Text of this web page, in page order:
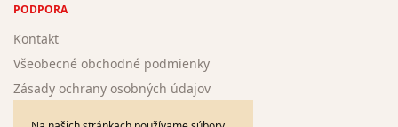
PODPORA
Kontakt
Všeobecné obchodné podmienky
Zásady ochrany osobných údajov